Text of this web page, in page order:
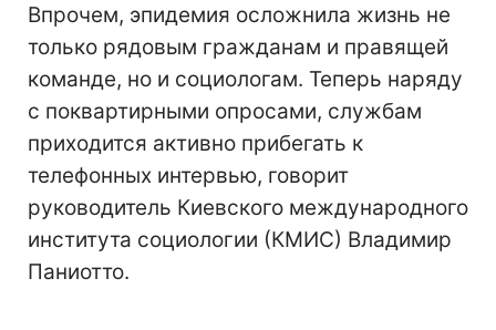
Впрочем, эпидемия осложнила жизнь не
только рядовым гражданам и правящей
команде, но и социологам. Теперь наряду
с поквартирными опросами, службам
приходится активно прибегать к
телефонных интервью, говорит
руководитель Киевского международного
института социологии (КМИС) Владимир
Паниотто.